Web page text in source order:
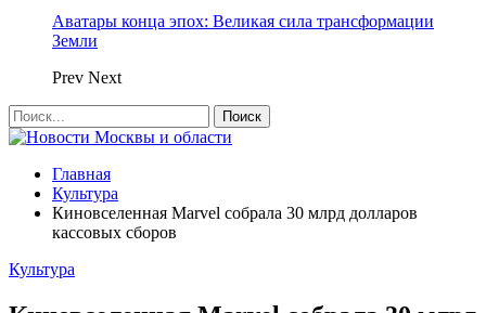
Аватары конца эпох: Великая сила трансформации
Земли
Prev Next
Главная
Культура
Киновселенная Marvel собрала 30 млрд долларов
кассовых сборов
Культура